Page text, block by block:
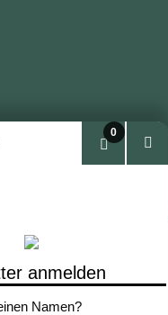
0
anmelden
Namen?